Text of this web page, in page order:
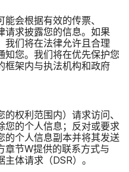
会​根据​有效​的​传票、​
请​求​披露​您​的​信息。​如果​
我们​将​在​法律​允许且​合理​
知​您。​我们​将​在​优先​保护​您​
框架内​与​执法​机构​和​政府​
权利​范围内）​请​求​访问、​
您​的​个人​信息；​反对​或​要求​
的​个人​信息​副本​并​将​其​发送​
章节W提供​的​联系​方式​与​
主体​请​求​（DSR）。